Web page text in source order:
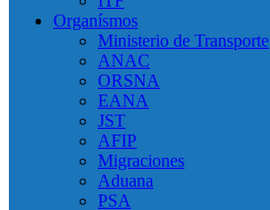
Organísmos
Ministerio de Transporte
ANAC
ORSNA
EANA
JST
AFIP
Migraciones
Aduana
PSA